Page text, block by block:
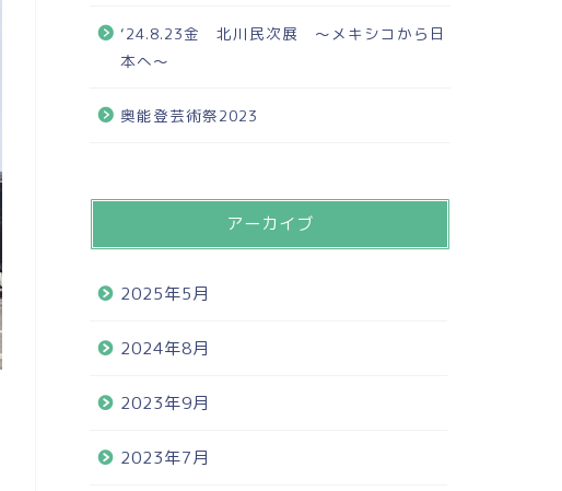
‘24.8.23金 北川民次展 ～メキシコから日
本へ～
奥能登芸術祭2023
アーカイブ
2025年5月
2024年8月
2023年9月
2023年7月